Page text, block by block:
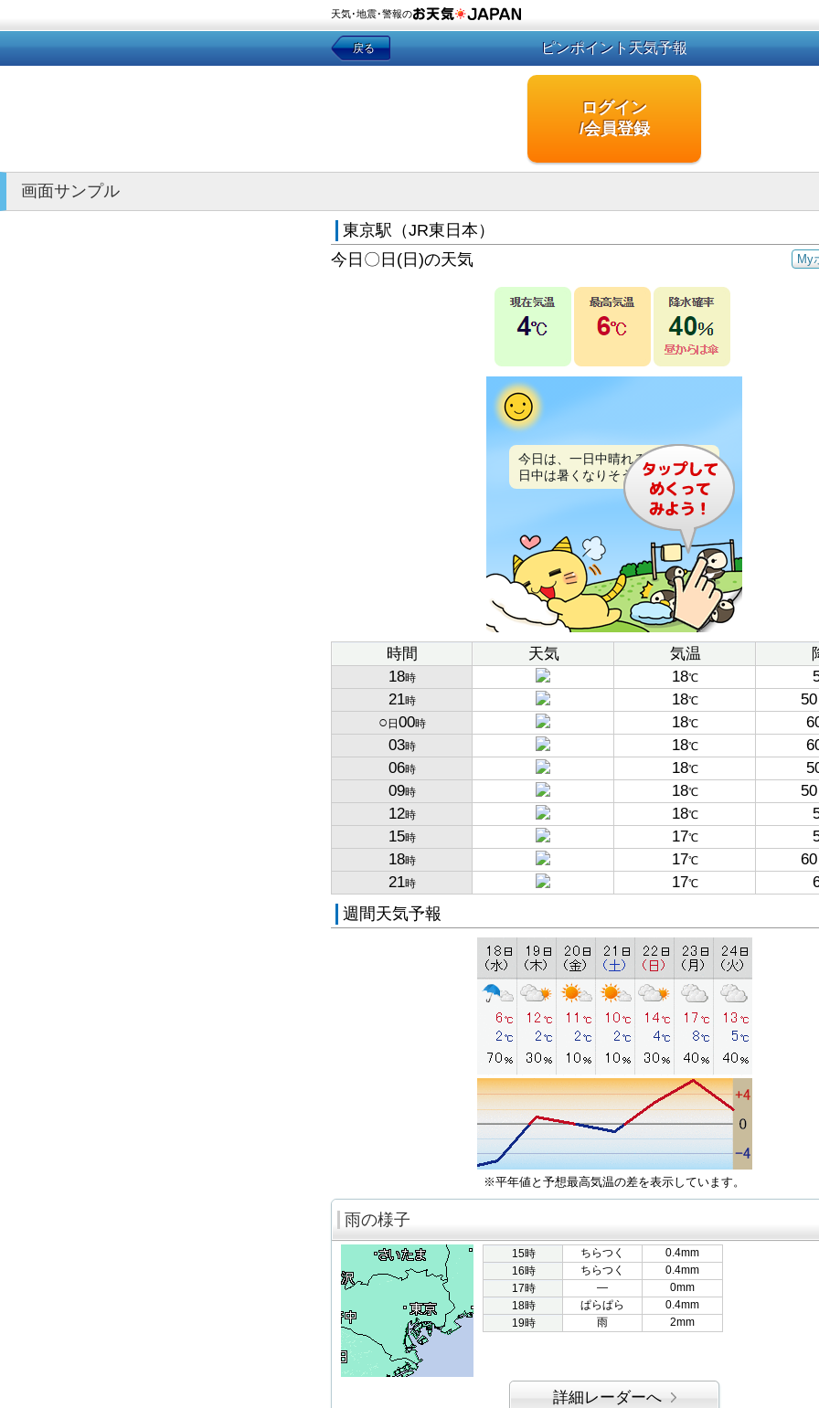
天気･地震･警報の
戻る ピンポイント天気予報
ログイン
/会員登録
画面サンプル
東京駅（JR東日本）
My
今日〇日(日)の天気
今日は、一日中晴れるでしょう。
日中は暑くなりそうです。
時間 天気 気温
18時 18℃
21時 18℃ 50
○ 日 00時 18℃
03時 18℃
06時 18℃
09時 18℃ 50
12時 18℃
15時 17℃
18時 17℃ 60
21時 17℃
週間天気予報
※平年値と予想最高気温の差を表示しています。
雨の様子
15時 ちらつく
0.4mm
16時
ちらつく
0.4mm
17時
―
0mm
18時
ぱらぱら
0.4mm
19時
雨 2mm
詳細レーダーへ